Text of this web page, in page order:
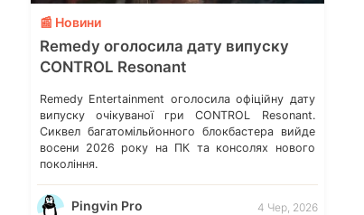
📰 Новини
Remedy оголосила дату випуску
CONTROL Resonant
Remedy Entertainment оголосила офіційну дату
випуску очікуваної гри CONTROL Resonant.
Сиквел багатомільйонного блокбастера вийде
восени 2026 року на ПК та консолях нового
покоління.
Pingvin Pro 4 Чер, 2026